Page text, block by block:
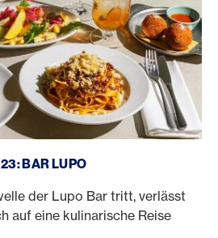
BAR LUPO
der Lupo Bar tritt, verlässt
auf eine kulinarische Reise